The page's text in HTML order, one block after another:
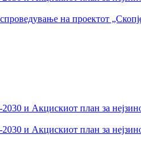
на проектот
и Акцискиот план за
и Акцискиот план за